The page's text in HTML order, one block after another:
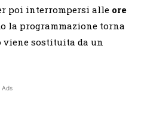
poi interrompersi alle ore
la programmazione torna
viene sostituita da un
Ads